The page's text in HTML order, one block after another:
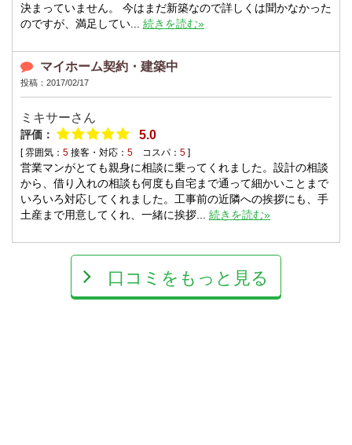
決まっていません。 今はまだ新築なので詳しくは聞かなかった
のですが、満足してい... 続きを読む»
マイホーム契約・建築中
投稿：2017/02/17
ミキサーさん
評価： 5.0
[ 雰囲気： 5 接客・対応： 5 コスパ： 5 ]
営業マンがとても親身に相談に乗ってくれました。設計の相談
から、借り入れの相談も何度も自宅まで通って細かいことまで
いろいろ対応してくれました。工事前の近隣への挨拶にも、手
土産まで用意してくれ、一緒に挨拶... 続きを読む»
口コミをもっと見る